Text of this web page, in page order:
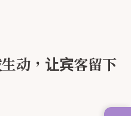
动，让宾客留下